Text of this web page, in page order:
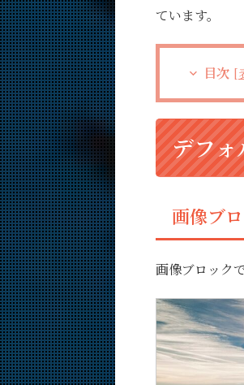
ています。
目次 [
デフォ
画像ブ
画像ブロック